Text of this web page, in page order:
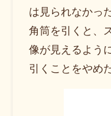
は見られなかっ
角筒を引くと、
像が見えるよう
引くことをやめた